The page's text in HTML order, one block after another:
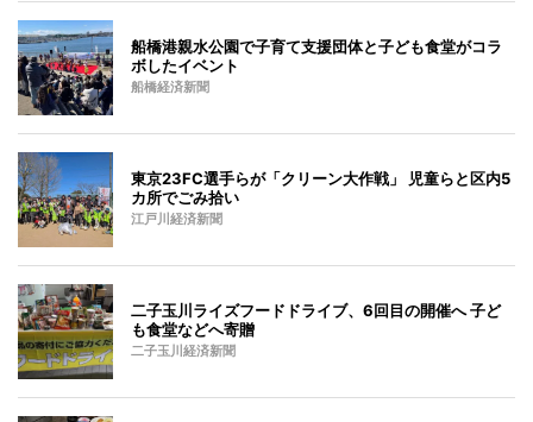
船橋港親水公園で子育て支援団体と子ども食堂がコラ
ボしたイベント
船橋経済新聞
東京23FC選手らが「クリーン大作戦」 児童らと区内5
カ所でごみ拾い
江戸川経済新聞
二子玉川ライズフードドライブ、6回目の開催へ 子ど
も食堂などへ寄贈
二子玉川経済新聞